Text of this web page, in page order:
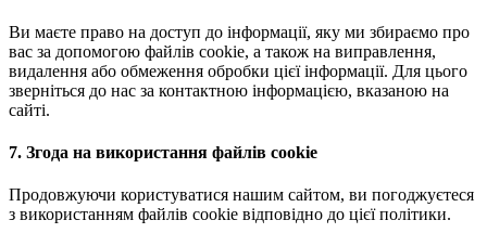
Ви маєте право на доступ до інформації, яку ми збираємо про
вас за допомогою файлів cookie, а також на виправлення,
видалення або обмеження обробки цієї інформації. Для цього
зверніться до нас за контактною інформацією, вказаною на
сайті.
7. Згода на використання файлів cookie
Продовжуючи користуватися нашим сайтом, ви погоджуєтеся
з використанням файлів cookie відповідно до цієї політики.